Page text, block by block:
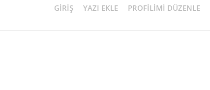
GIRIŞ YAZI EKLE PROFILIMI DÜZENLE